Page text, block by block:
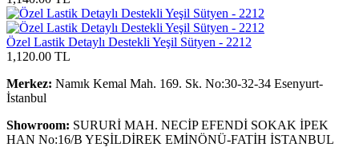
Özel Lastik Detaylı Destekli Yeşil Sütyen - 2212
1,120.00 TL
Merkez: Namık Kemal Mah. 169. Sk. No:30-32-34 Esenyurt-
İstanbul
Showroom: SURURİ MAH. NECİP EFENDİ SOKAK İPEK
HAN No:16/B YEŞİLDİREK EMİNÖNÜ-FATİH İSTANBUL